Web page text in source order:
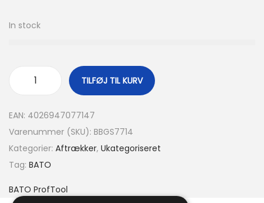
In stock
TILFØJ TIL KURV
EAN: 4026947077147
Varenummer (SKU): BBGS7714
Kategorier: Aftrækker, Ukategoriseret
Tag: BATO
BATO ProfTool